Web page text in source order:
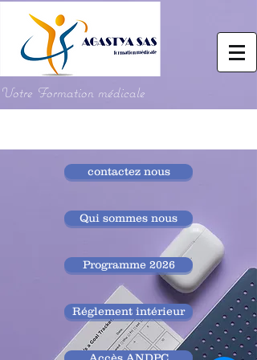
Votre Formation médicale
contactez nous
Qui sommes nous
Programme 2026
Réglement intérieur